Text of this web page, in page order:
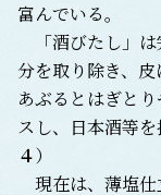
富んでいる。
「酒びたし」は
分を取り除き、
あぶるとはぎと
スし、日本酒等
４）
現在は、薄塩仕